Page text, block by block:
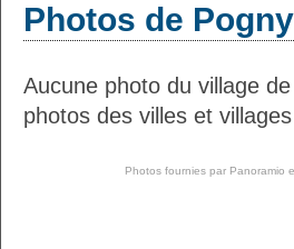
Photos de Pogny
Aucune photo du village
photos des villes et
Photos fournies par Panoramio